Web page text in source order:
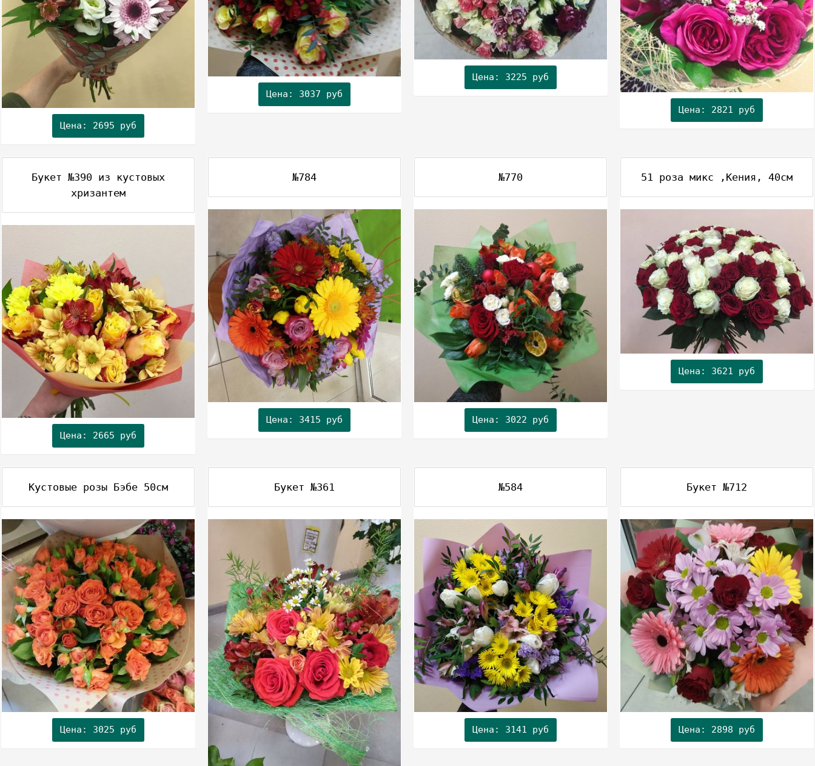
Цена: 2695 руб
Цена: 3037 руб
Цена: 3225 руб
Цена: 2821 руб
Букет №390 из кустовых
хризантем
Цена: 2665 руб
№784
Цена: 3415 руб
№770
Цена: 3022 руб
51 роза микс ,Кения, 40см
Цена: 3621 руб
Кустовые розы Бэбе 50см
Цена: 3025 руб
Букет №361 №584
Цена: 3141 руб
Букет №712
Цена: 2898 руб